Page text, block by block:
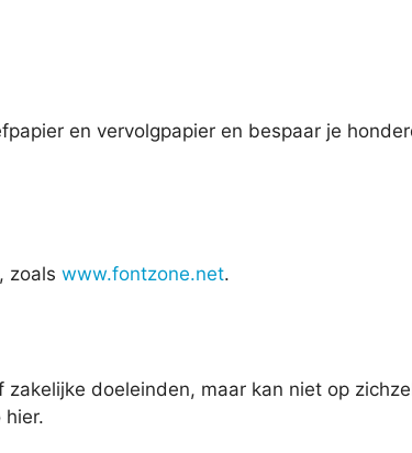
en vervolgpapier en bespaar je
zoals www.fontzone.net.
doeleinden, maar kan niet op